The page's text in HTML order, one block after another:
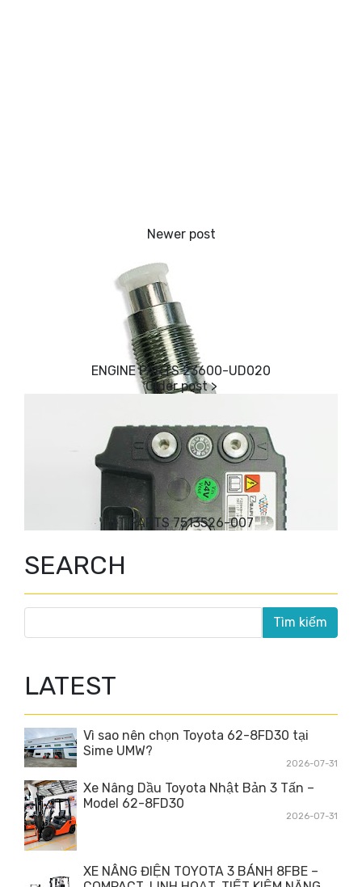
ENGINE PARTS 23600-UD020
BT PARTS 7513526-007
SEARCH
LATEST
Vì sao nên chọn Toyota 62-8FD30 tại
Sime UMW?
2026-07-31
Xe Nâng Dầu Toyota Nhật Bản 3 Tấn –
Model 62-8FD30
2026-07-31
XE NÂNG ĐIỆN TOYOTA 3 BÁNH 8FBE –